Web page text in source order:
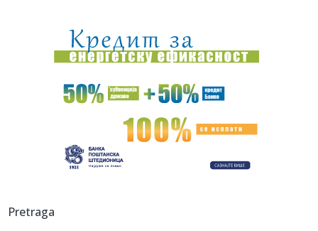
15:52:NIKOLIĆ GA ŽELI: AEK krenuo po njega, bivši vezista
Partizana ...
15:47:Tužilaštvo traži od Advokatske komore da reaguje zbog
tvrdnji ...
ANS o tvrdnjama protiv policije posle Valjeva: "Istina ne
15:45:Eurojust podržao državu Srbiju i rad naše policije
Pretraga